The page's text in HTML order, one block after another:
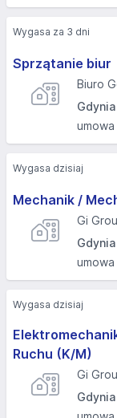
Sprzątanie biur
Biuro
Wygasa za 3 dni
Mechanik /
Gi
Wygasa dzisiaj
Ruchu (K/M)
Gi
Wygasa dzisiaj